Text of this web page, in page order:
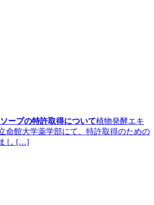
ープの特許取得について植物発酵エキ
命館大学薬学部にて、特許取得のための
し […]